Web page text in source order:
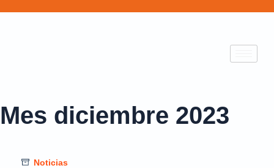
Mes diciembre 2023
Noticias